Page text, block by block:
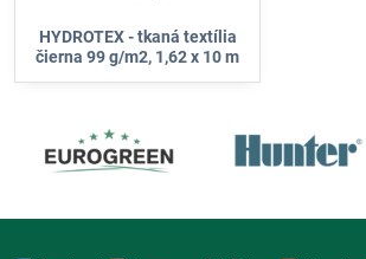
HYDROTEX - tkaná textília
čierna 99 g/m2, 1,62 x 10 m